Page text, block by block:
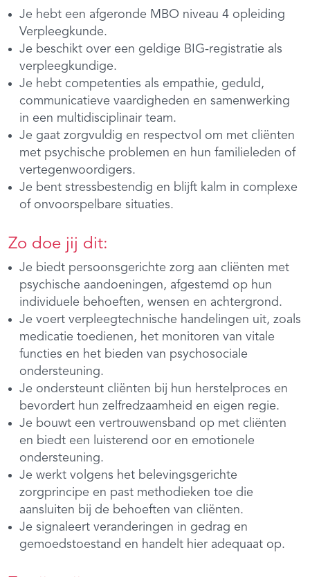
Je hebt een afgeronde MBO niveau 4 opleiding
Verpleegkunde.
Je beschikt over een geldige BIG-registratie als
verpleegkundige.
Je hebt competenties als empathie, geduld,
communicatieve vaardigheden en samenwerking
in een multidisciplinair team.
Je gaat zorgvuldig en respectvol om met cliënten
met psychische problemen en hun familieleden of
vertegenwoordigers.
Je bent stressbestendig en blijft kalm in complexe
of onvoorspelbare situaties.
Zo doe jij dit:
Je biedt persoonsgerichte zorg aan cliënten met
psychische aandoeningen, afgestemd op hun
individuele behoeften, wensen en achtergrond.
Je voert verpleegtechnische handelingen uit, zoals
medicatie toedienen, het monitoren van vitale
functies en het bieden van psychosociale
ondersteuning.
Je ondersteunt cliënten bij hun herstelproces en
bevordert hun zelfredzaamheid en eigen regie.
Je bouwt een vertrouwensband op met cliënten
en biedt een luisterend oor en emotionele
ondersteuning.
Je werkt volgens het belevingsgerichte
zorgprincipe en past methodieken toe die
aansluiten bij de behoeften van cliënten.
Je signaleert veranderingen in gedrag en
gemoedstoestand en handelt hier adequaat op.